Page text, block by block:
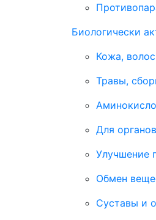
Биологически
Кожа,
Травы,
Для
Улучшение
Обмен
Суставы и